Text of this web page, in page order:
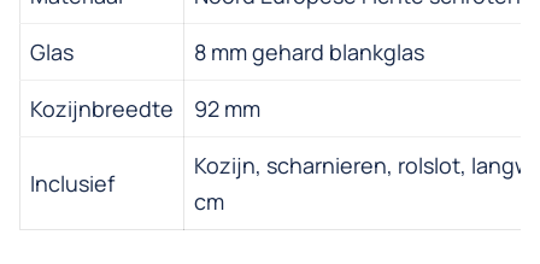
Glas
8 mm gehard blankglas
Kozijnbreedte
92 mm
Inclusief
Kozijn, scharnieren, rolslot,
cm